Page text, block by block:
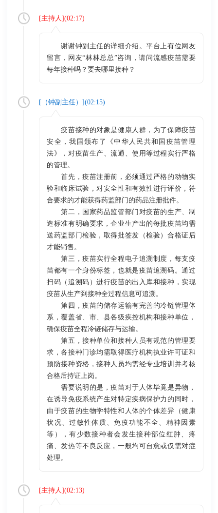
[主持人](02:17)
谢谢钟副主任的详细介绍。平台上有位网友
留言，网友“林林总总”咨询，请问流感疫苗需要
每年接种吗？要去哪里接种？
[（钟副主任）](02:15)
疫苗接种的对象是健康人群，为了保障疫苗
安全，我国颁布了《中华人民共和国疫苗管理
法》，对疫苗生产、流通、使用等过程实行严格
的管理。
首先，疫苗注册前，必须通过严格的动物实
验和临床试验，对安全性和有效性进行评价，符
合要求的才能获得药监部门的药品注册批件。
第二，国家药品监管部门对疫苗的生产、制
造标准有明确要求，企业生产出的每批疫苗均需
送药监部门检验，取得批签发（检验）合格证后
才能销售。
第三，疫苗实行全程电子追溯制度，每支疫
苗都有一个身份标签，也就是疫苗追溯码。通过
扫码（追溯码）进行疫苗的出入库和接种，实现
疫苗从生产到接种全过程信息可追溯。
第四，疫苗的储存运输有完善的冷链管理体
系，覆盖省、市、县各级疾控机构和接种单位，
确保疫苗全程冷链储存与运输。
第五，接种单位和接种人员有规范的管理要
求，各接种门诊均需取得医疗机构执业许可证和
预防接种资格，接种人员均需经专业培训并考核
合格后持证上岗。
需要说明的是，疫苗对于人体毕竟是异物，
在诱导免疫系统产生对特定疾病保护力的同时，
由于疫苗的生物学特性和人体的个体差异（健康
状况、过敏性体质、免疫功能不全、精神因素
等），有少数接种者会发生接种部位红肿、疼
痛、发热等不良反应，一般均可自愈或仅需对症
处理。
[主持人](02:13)